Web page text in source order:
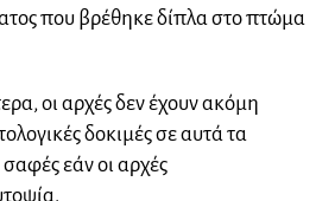
που βρέθηκε δίπλα στο πτώμα
οι αρχές δεν έχουν ακόμη
δοκιμές σε αυτά τα
σαφές εάν οι αρχές